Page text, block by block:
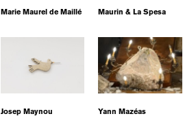
Marie Maurel de Maillé Maurin & La Spesa
Josep Maynou Yann Mazéas